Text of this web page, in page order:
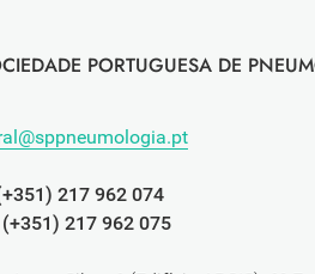
PORTUGUESA DE
217 962 074
(+351) 217 962 075